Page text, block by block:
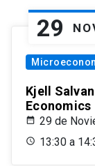
29
Kjell
Economics
29 de
13:30 a